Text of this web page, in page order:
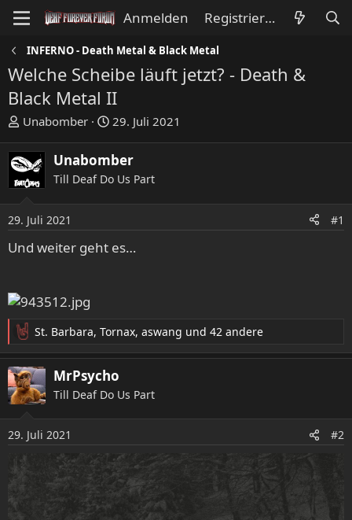
Anmelden Registrieren
INFERNO - Death Metal & Black Metal
Welche Scheibe läuft jetzt? - Death &
Black Metal II
E
s
t
e
l
r
Unabomber
E
s
t
e
l
a
29. Juli 2021
Unabomber
Till Deaf Do Us Part
29. Juli 2021 #1
Und weiter geht es…
R
e
a
k
t
n
n
St. Barbara, Tornax, aswang und 42 andere
MrPsycho
Till Deaf Do Us Part
29. Juli 2021 #2